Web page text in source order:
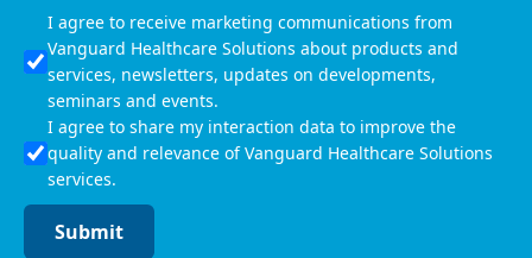
I agree to receive marketing communications from
Vanguard Healthcare Solutions about products and
services, newsletters, updates on developments,
seminars and events.
I agree to share my interaction data to improve the
quality and relevance of Vanguard Healthcare Solutions
services.
Submit